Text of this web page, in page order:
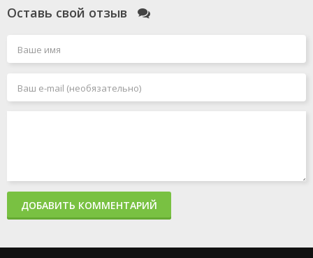
Голый пистолет
1
Джокер 2: Безумие на двоих
Человек-паук: Паутина вселенных
Аргайл: Супершпион
Стражи Галактики. Часть 3
Оставь свой отзыв
ДОБАВИТЬ КОММЕНТАРИЙ